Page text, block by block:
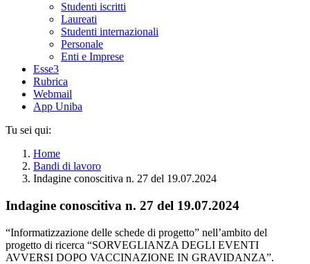
Studenti iscritti
Laureati
Studenti internazionali
Personale
Enti e Imprese
Esse3
Rubrica
Webmail
App Uniba
Tu sei qui:
Home
Bandi di lavoro
Indagine conoscitiva n. 27 del 19.07.2024
Indagine conoscitiva n. 27 del 19.07.2024
“Informatizzazione delle schede di progetto” nell’ambito del
progetto di ricerca “SORVEGLIANZA DEGLI EVENTI
AVVERSI DOPO VACCINAZIONE IN GRAVIDANZA”.